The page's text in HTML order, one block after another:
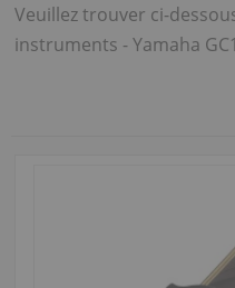
Veuillez trouver ci-
instruments - Yamaha